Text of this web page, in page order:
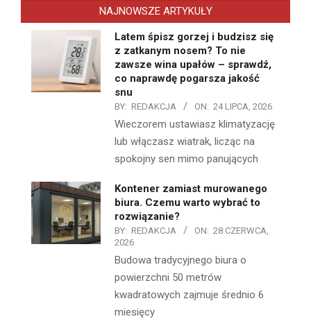
NAJNOWSZE ARTYKUŁY
Latem śpisz gorzej i budzisz się
z zatkanym nosem? To nie
zawsze wina upałów – sprawdź,
co naprawdę pogarsza jakość
snu
BY: REDAKCJA ON: 24 LIPCA, 2026
Wieczorem ustawiasz klimatyzację
lub włączasz wiatrak, licząc na
spokojny sen mimo panujących
Kontener zamiast murowanego
biura. Czemu warto wybrać to
rozwiązanie?
BY: REDAKCJA ON: 28 CZERWCA,
2026
Budowa tradycyjnego biura o
powierzchni 50 metrów
kwadratowych zajmuje średnio 6
miesięcy